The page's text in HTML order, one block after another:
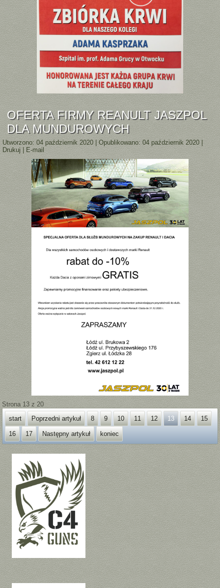
OFERTA FIRMY REANULT JASZPOL
DLA MUNDUROWYCH
Utworzono: 04 październik 2020 |Opublikowano: 04 październik 2020|
Drukuj |E-mail
Strona 13 z 20
start
Poprzedni artykuł 8 9 10 11 12 13 14 15
16 17 Następny artykuł koniec